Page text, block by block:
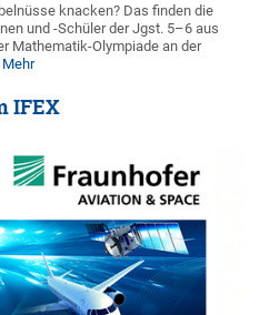
knacken? Das finden die
und -Schüler der Jgst. 5–6 aus
Mathematik-Olympiade an der
Mehr
IFEX